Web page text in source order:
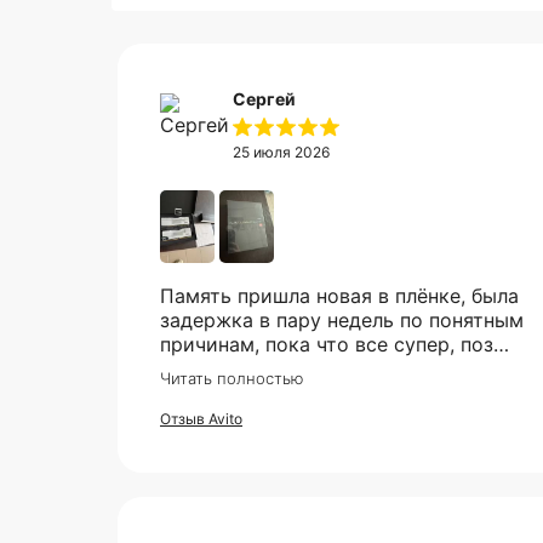
Сергей
25 июля 2026
Память пришла новая в плёнке, была
задержка в пару недель по понятным
причинам, пока что все супер, позже
в сборке проверю и отзыв дополню
Читать полностью
Отзыв Avito